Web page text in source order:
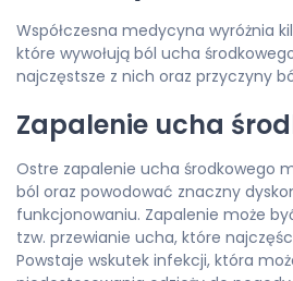
Współczesna medycyna wyróżnia
które wywołują ból ucha
najczęstsze z nich oraz przyczyny
Zapalenie ucha
Ostre zapalenie ucha środkowego
ból oraz powodować znaczny
funkcjonowaniu. Zapalenie może
tzw. przewianie ucha, które
Powstaje wskutek infekcji, która